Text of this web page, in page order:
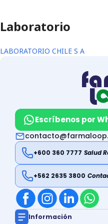
Laboratorio
LABORATORIO CHILE S A
Escríbenos por
+600 360 7777 Salud
+562 2635 3800
Información